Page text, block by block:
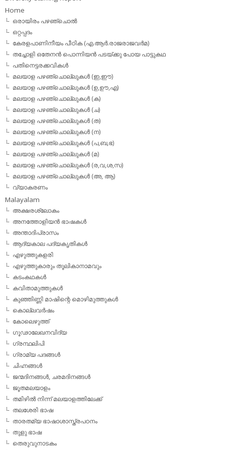
Home
ഒരായിരം പഴഞ്ചൊല്‍
ഒറ്റപ്പദം
കേരളപാണിനീയം പീഠിക (എ.ആര്‍.രാജരാജവര്‍മ)
തച്ചോളി ഒതേനൻ പൊന്നിയൻ പടയ്‌ക്കു പോയ പാട്ടുകഥ
പതിനെട്ടരക്കവികള്‍
മലയാള പഴഞ്ചൊല്ലുകള്‍ (ഇ,ഈ)
മലയാള പഴഞ്ചൊല്ലുകള്‍ (ഉ,ഊ,എ)
മലയാള പഴഞ്ചൊല്ലുകള്‍ (ക)
മലയാള പഴഞ്ചൊല്ലുകള്‍ (ച)
മലയാള പഴഞ്ചൊല്ലുകള്‍ (ത)
മലയാള പഴഞ്ചൊല്ലുകള്‍ (ന)
മലയാള പഴഞ്ചൊല്ലുകള്‍ (പ,ബ,ഭ)
മലയാള പഴഞ്ചൊല്ലുകള്‍ (മ)
മലയാള പഴഞ്ചൊല്ലുകള്‍ (ര,വ,ശ,സ)
മലയാള പഴഞ്ചൊല്ലുകൾ (അ, ആ)
വ്യാകരണം
Malayalam
അക്ഷരശ്ലോകം
അനത്തോളിയന്‍ ഭാഷകള്‍
അന്താദിപ്രാസം
ആദ്യകാല പദ്യകൃതികള്‍
എഴുത്തുകളരി
എഴുത്തുകാരും തൂലികാനാമവും
കടംകഥകള്‍
കവിതാമുത്തുകള്‍
കുഞ്ഞിണ്ണി മാഷിന്റെ മൊഴിമുത്തുകള്‍
കൊല്ലവര്‍ഷം
കോലെഴുത്ത്
ഗൂഢാലേഖനവിദ്യ
ഗ്രന്ഥലിപി
ഗ്രാമ്യ പദങ്ങള്‍
ചിഹ്നങ്ങള്‍
ജന്മദിനങ്ങള്‍, ചരമദിനങ്ങള്‍
ജൂതമലയാളം
തമിഴില്‍ നിന്ന് മലയാളത്തിലേക്ക്
തലശേരി ഭാഷ
താരതമ്യ ഭാഷാശാസ്ത്രപഠനം
തുളു ഭാഷ
തെരുവുനാടകം